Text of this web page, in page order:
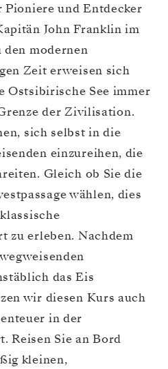
Pioniere und Entdecker
John Franklin im
den modernen
Zeit erweisen sich
Ostsibirische See immer
der Zivilisation.
sich selbst in die
einzureihen, die
Gleich ob Sie die
wählen, dies
zu erleben. Nachdem
das Eis
wir diesen Kurs auch
in der
Reisen Sie an Bord
kleinen,